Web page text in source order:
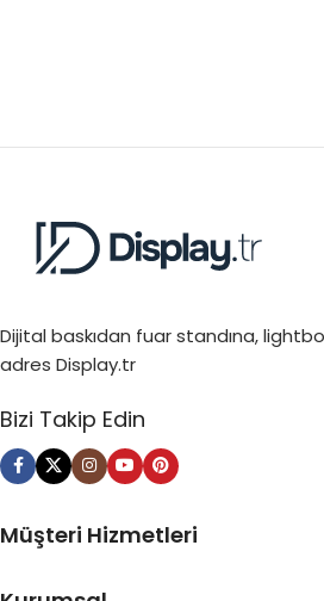
Dijital baskıdan fuar standına,
adres Display.tr
Bizi Takip Edin
Müşteri Hizmetleri